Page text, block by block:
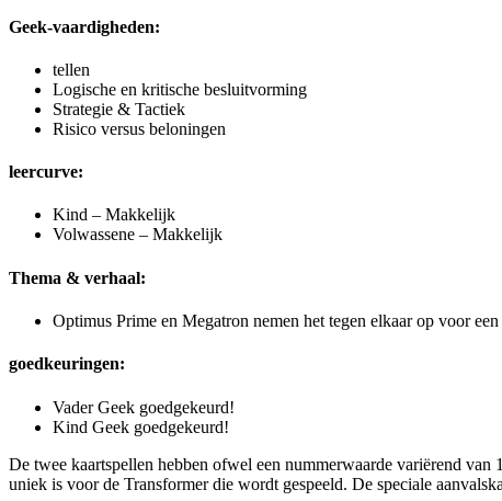
Geek-vaardigheden:
tellen
Logische en kritische besluitvorming
Strategie & Tactiek
Risico versus beloningen
leercurve:
Kind – Makkelijk
Volwassene – Makkelijk
Thema & verhaal:
Optimus Prime en Megatron nemen het tegen elkaar op voor
goedkeuringen:
Vader Geek goedgekeurd!
Kind Geek goedgekeurd!
De twee kaartspellen hebben ofwel een nummerwaarde variërend
uniek is voor de Transformer die wordt gespeeld. De speciale